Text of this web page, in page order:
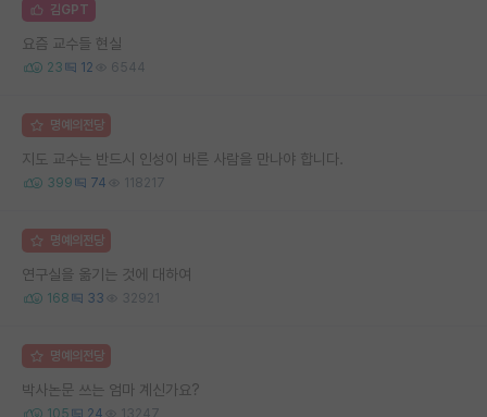
김GPT
요즘 교수들 현실
23 12 6544
명예의전당
지도 교수는 반드시 인성이 바른 사람을 만나야 합니다.
399 74 118217
명예의전당
연구실을 옮기는 것에 대하여
168 33 32921
명예의전당
박사논문 쓰는 엄마 계신가요?
105 24 13247